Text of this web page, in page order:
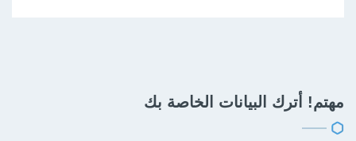
مهتم! أترك البيانات الخاصة بك